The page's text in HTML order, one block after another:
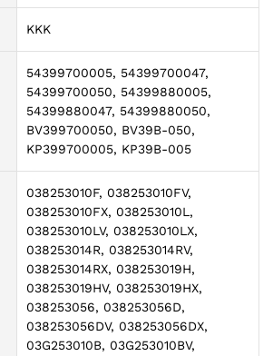
KKK
54399700005, 54399700047,
54399700050, 54399880005,
54399880047, 54399880050,
BV399700050, BV39B-050,
KP399700005, KP39B-005
038253010F, 038253010FV,
038253010FX, 038253010L,
038253010LV, 038253010LX,
038253014R, 038253014RV,
038253014RX, 038253019H,
038253019HV, 038253019HX,
038253056, 038253056D,
038253056DV, 038253056DX,
03G253010B, 03G253010BV,